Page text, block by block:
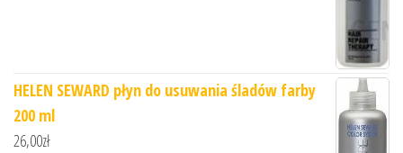
HELEN SEWARD płyn do usuwania śladów farby
200 ml
26,00zł